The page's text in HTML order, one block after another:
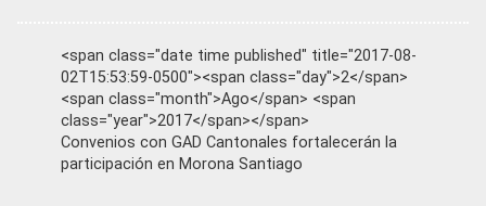
<span class="date time published" title="2017-08-
02T15:53:59-0500"><span class="day">2</span>
<span class="month">Ago</span> <span
class="year">2017</span></span>
Convenios con GAD Cantonales fortalecerán la
participación en Morona Santiago